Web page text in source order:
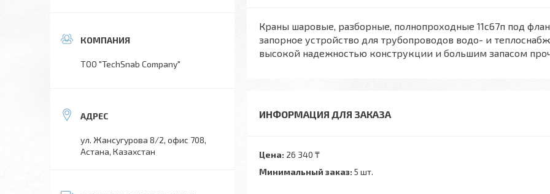
Краны шаровые, разборные, полнопроходные 11с67п под
запорное устройство для трубопроводов водо- и
высокой надежностью конструкции и большим запасом
ИНФОРМАЦИЯ ДЛЯ ЗАКАЗА
Цена: 26 340 ₸
Минимальный заказ: 5 шт.
TOO "TechSnab Company"
ул. Жансугурова 8/2, офис 708,
Астана, Казахстан